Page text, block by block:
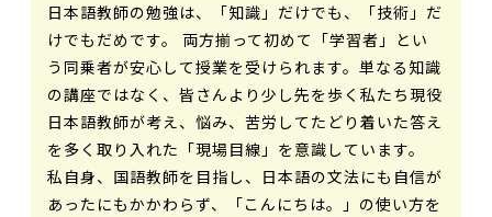
日本語教師の勉強は、「知識」だけでも、「技術」だ
けでもだめです。 両方揃って初めて「学習者」とい
う同乗者が安心して授業を受けられます。単なる知識
の講座ではなく、皆さんより少し先を歩く私たち現役
日本語教師が考え、悩み、苦労してたどり着いた答え
を多く取り入れた「現場目線」を意識しています。
私自身、国語教師を目指し、日本語の文法にも自信が
あったにもかかわらず、「こんにちは。」の使い方を